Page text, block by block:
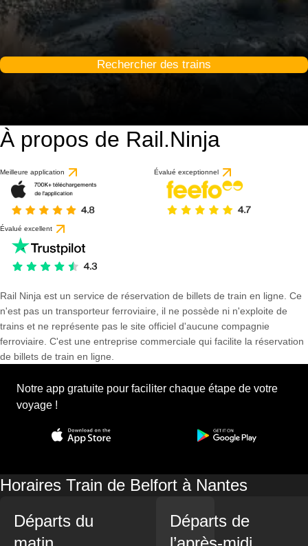
Rechercher des trains
À propos de Rail.Ninja
Meilleure application Évalué exceptionnel
Évalué excellent
Rail Ninja est un service de réservation de billets de train en ligne. Ce
n'est pas un transporteur ferroviaire, il ne possède ni n'exploite de
trains et ne représente pas le site officiel d'aucune compagnie
ferroviaire. C'est une entreprise commerciale qui facilite la réservation
de billets de train en ligne.
Notre app gratuite pour faciliter chaque étape de votre
voyage !
Horaires Train de Belfort à Nantes
Départs du
Départs de